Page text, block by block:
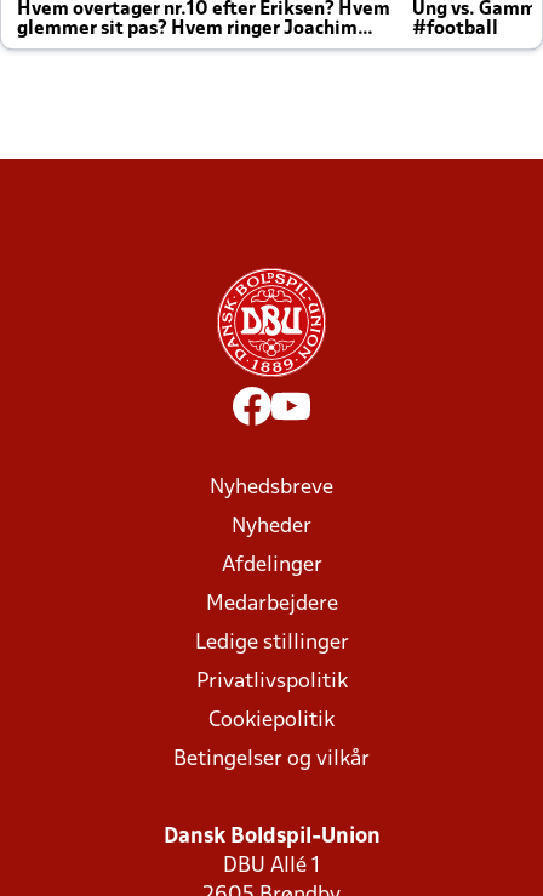
Hvem overtager nr.10 efter Eriksen? Hvem
glemmer sit pas? Hvem ringer Joachim
altid til efter kampe?
Ung vs.
#football
Nyhedsbreve
Nyheder
Afdelinger
Medarbejdere
Ledige stillinger
Privatlivspolitik
Cookiepolitik
Betingelser og vilkår
Dansk Boldspil-Union
DBU Allé 1